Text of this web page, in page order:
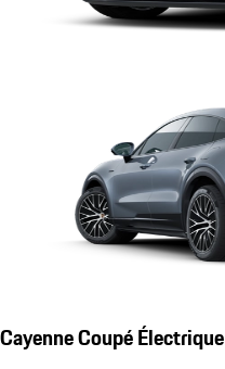
Cayenne Coupé Électrique